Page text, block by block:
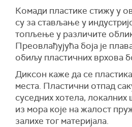
Комади пластике стижу у
су за стављање у
топљење у различите
Преовлађујућа боја је
обиљу пластичних врхова
Диксон каже да се
места. Пластични отпад
суседних хотела,
из мора које на жалост
залихе тог материјала.